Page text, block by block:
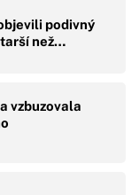
podivný
než…
vzbuzovala